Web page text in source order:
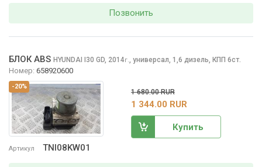
Позвонить
-20%
Артикул TNI08KW01
БЛОК ABS HYUNDAI I30 GD, 2014г., универсал, 1,6 дизель, КПП 6ст.
Номер: 658920600
1 680.00 RUR
1 344.00 RUR
Купить